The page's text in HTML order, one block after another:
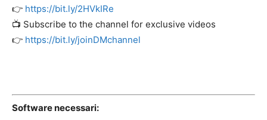
👉 https://bit.ly/2HVkIRe
📺 Subscribe to the channel for exclusive videos
👉 https://bit.ly/joinDMchannel
Software necessari: